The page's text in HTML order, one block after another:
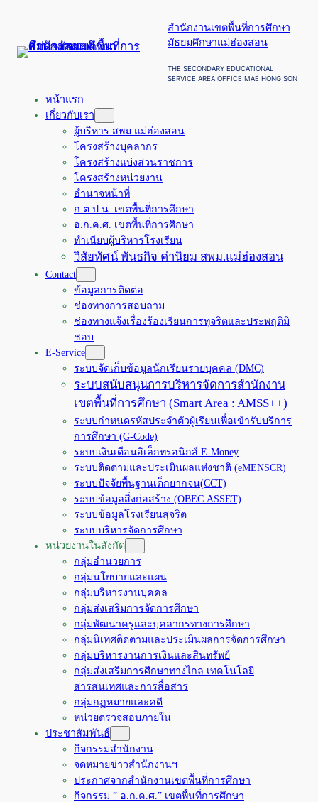
สำนักงานเขตพื้นที่การศึกษา
มัธยมศึกษาแม่ฮ่องสอน
THE SECONDARY EDUCATIONAL
SERVICE AREA OFFICE MAE HONG SON
หน้าแรก
เกี่ยวกับเรา
ผู้บริหาร สพม.แม่ฮ่องสอน
โครงสร้างบุคลากร
โครงสร้างแบ่งส่วนราชการ
โครงสร้างหน่วยงาน
อำนาจหน้าที่
ก.ต.ป.น. เขตพื้นที่การศึกษา
อ.ก.ค.ศ. เขตพื้นที่การศึกษา
ทำเนียบผู้บริหารโรงเรียน
วิสัยทัศน์ พันธกิจ ค่านิยม สพม.แม่ฮ่องสอน
Contact
ข้อมูลการติดต่อ
ช่องทางการสอบถาม
ช่องทางแจ้งเรื่องร้องเรียนการทุจริตและประพฤติมิ
ชอบ
E-Service
ระบบจัดเก็บข้อมูลนักเรียนรายบุคคล (DMC)
ระบบสนับสนุนการบริหารจัดการสำนักงาน
เขตพื้นที่การศึกษา (Smart Area : AMSS++)
ระบบกำหนดรหัสประจำตัวผู้เรียนเพื่อเข้ารับบริการ
การศึกษา (G-Code)
ระบบเงินเดือนอิเล็กทรอนิกส์ E-Money
ระบบติดตามและประเมินผลแห่งชาติ (eMENSCR)
ระบบปัจจัยพื้นฐานเด็กยากจน(CCT)
ระบบข้อมูลสิ่งก่อสร้าง (OBEC.ASSET)
ระบบข้อมูลโรงเรียนสุจริต
ระบบบริหารจัดการศึกษา
หน่วยงานในสังกัด
กลุ่มอำนวยการ
กลุ่มนโยบายและแผน
กลุ่มบริหารงานบุคคล
กลุ่มส่งเสริมการจัดการศึกษา
กลุ่มพัฒนาครูและบุคลากรทางการศึกษา
กลุ่มนิเทศติดตามและประเมินผลการจัดการศึกษา
กลุ่มบริหารงานการเงินและสินทรัพย์
กลุ่มส่งเสริมการศึกษาทางไกล เทคโนโลยี
สารสนเทศและการสื่อสาร
กลุ่มกฏหมายและคดี
หน่วยตรวจสอบภายใน
ประชาสัมพันธ์
กิจกรรมสำนักงาน
จดหมายข่าวสำนักงานฯ
ประกาศจากสำนักงานเขตพื้นที่การศึกษา
กิจกรรม ” อ.ก.ค.ศ.” เขตพื้นที่การศึกษา